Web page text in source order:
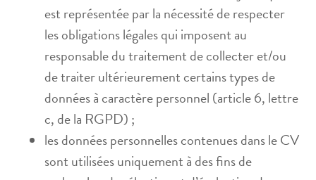
est représentée par la nécessité de respecter
les obligations légales qui imposent au
responsable du traitement de collecter et/ou
de traiter ultérieurement certains types de
données à caractère personnel (article 6, lettre
c, de la RGPD) ;
les données personnelles contenues dans le CV
sont utilisées uniquement à des fins de